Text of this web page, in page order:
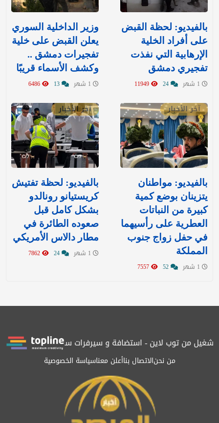
بالفيديو: لحظة القبض
على أفراد الخلية
الإرهابية التي نفذت
تفجيري دمشق
وزير الداخلية السوري
يعلن القبض على خلية
تفجيرات دمشق ..
وكشف الأسماء قريبًا
آخر الأخبار
بالفيديو: مواطنان
يتزينان بوضع كمية
كبيرة من النباتات
العطرية على رأسيهما
في حفل زواج جنوب
المملكة
آخر الأخبار
بالفيديو: لحظة تفتيش
كريستيانو رونالدو
بشكل كامل قبل
صعوده الطائرة في
مطار دالاس الأمريكي
من توب لاين - استضافة و سيرفرات سعوديةالمرصد حاصلة
من نحنالاتصال بناأعلن معناسياسة الخصوصية